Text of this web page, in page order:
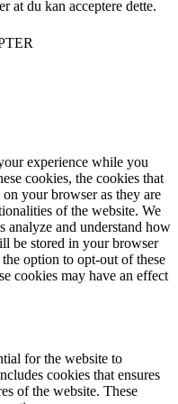
at du kan acceptere dette.
experience while you
cookies, the cookies that
on your browser as they are
of the website. We
analyze and understand how
be stored in your browser
option to opt-out of these
cookies may have an effect
for the website to
cookies that ensures
of the website. These